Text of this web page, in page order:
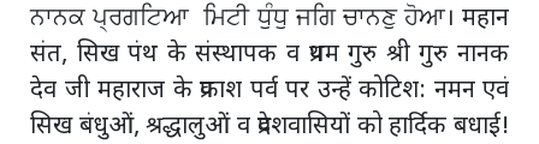
ਨਾਨਕ ਪ੍ਰਗਟਿਆ ਮਿਟੀ ਧੁੰਧੁ ਜਗਿ ਚਾਨਣੁ ਹੋਆ। महान
संत, सिख पंथ के संस्थापक व प्रथम गुरु श्री गुरु नानक
देव जी महाराज के प्रकाश पर्व पर उन्हें कोटिश: नमन एवं
सिख बंधुओं, श्रद्धालुओं व प्रदेशवासियों को हार्दिक बधाई!